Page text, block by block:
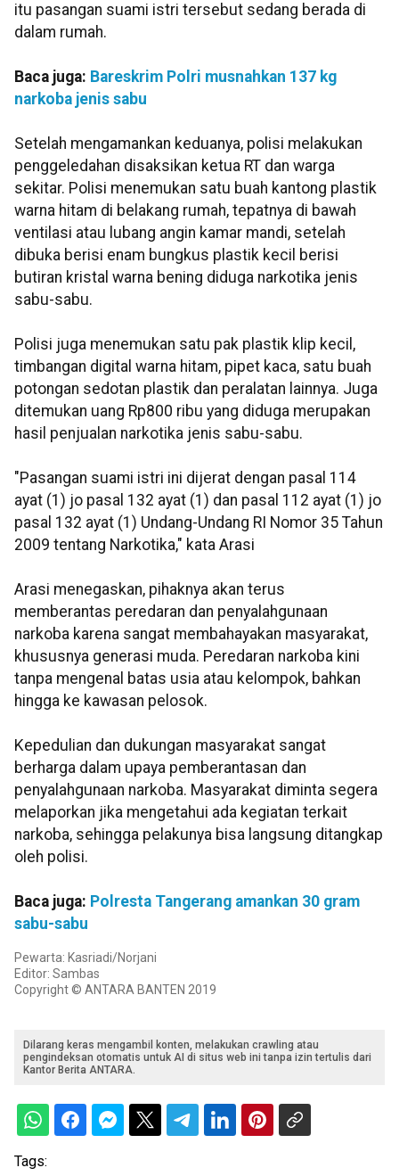
itu pasangan suami istri tersebut sedang berada di
dalam rumah.
Baca juga: Bareskrim Polri musnahkan 137 kg
narkoba jenis sabu
Setelah mengamankan keduanya, polisi melakukan
penggeledahan disaksikan ketua RT dan warga
sekitar. Polisi menemukan satu buah kantong plastik
warna hitam di belakang rumah, tepatnya di bawah
ventilasi atau lubang angin kamar mandi, setelah
dibuka berisi enam bungkus plastik kecil berisi
butiran kristal warna bening diduga narkotika jenis
sabu-sabu.
Polisi juga menemukan satu pak plastik klip kecil,
timbangan digital warna hitam, pipet kaca, satu buah
potongan sedotan plastik dan peralatan lainnya. Juga
ditemukan uang Rp800 ribu yang diduga merupakan
hasil penjualan narkotika jenis sabu-sabu.
"Pasangan suami istri ini dijerat dengan pasal 114
ayat (1) jo pasal 132 ayat (1) dan pasal 112 ayat (1) jo
pasal 132 ayat (1) Undang-Undang RI Nomor 35 Tahun
2009 tentang Narkotika," kata Arasi
Arasi menegaskan, pihaknya akan terus
memberantas peredaran dan penyalahgunaan
narkoba karena sangat membahayakan masyarakat,
khususnya generasi muda. Peredaran narkoba kini
tanpa mengenal batas usia atau kelompok, bahkan
hingga ke kawasan pelosok.
Kepedulian dan dukungan masyarakat sangat
berharga dalam upaya pemberantasan dan
penyalahgunaan narkoba. Masyarakat diminta segera
melaporkan jika mengetahui ada kegiatan terkait
narkoba, sehingga pelakunya bisa langsung ditangkap
oleh polisi.
Baca juga: Polresta Tangerang amankan 30 gram
sabu-sabu
Pewarta: Kasriadi/Norjani
Editor: Sambas
Copyright © ANTARA BANTEN 2019
Dilarang keras mengambil konten, melakukan crawling atau
pengindeksan otomatis untuk AI di situs web ini tanpa izin tertulis dari
Kantor Berita ANTARA.
Tags: